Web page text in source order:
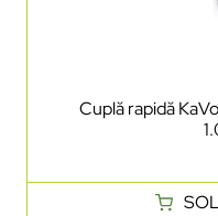
Cuplă rapidă